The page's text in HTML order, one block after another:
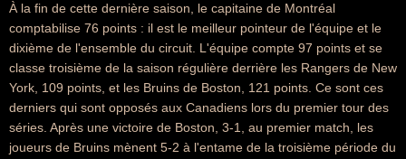
À la fin de cette dernière saison, le capitaine de Montréal
comptabilise 76 points : il est le meilleur pointeur de l'équipe et le
dixième de l'ensemble du circuit. L'équipe compte 97 points et se
classe troisième de la saison régulière derrière les Rangers de New
York, 109 points, et les Bruins de Boston, 121 points. Ce sont ces
derniers qui sont opposés aux Canadiens lors du premier tour des
séries. Après une victoire de Boston, 3-1, au premier match, les
joueurs de Bruins mènent 5-2 à l'entame de la troisième période du